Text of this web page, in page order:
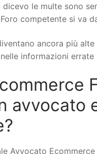
le multe sono
competente si va
ancora più
informazioni
avvocato
Avvocato